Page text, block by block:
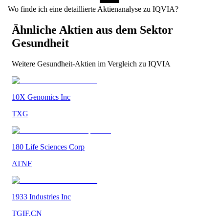
Wo finde ich eine detaillierte Aktienanalyse zu IQVIA?
Ähnliche Aktien aus dem Sektor
Gesundheit
Weitere Gesundheit-Aktien im Vergleich zu IQVIA
10X Genomics Inc
TXG
180 Life Sciences Corp
ATNF
1933 Industries Inc
TGIF.CN